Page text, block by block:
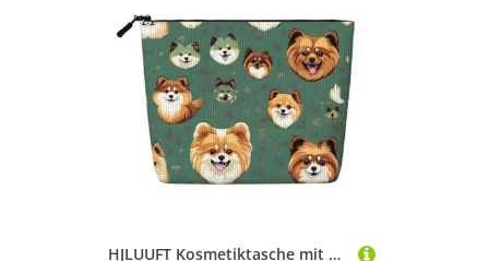
HJLUUFT Kosmetiktasche mit Pomeranian-Muster, große Kapazität, Make-up-Tasche, Kulturbeutel für Damen, Schwarz, Einheitsgröße